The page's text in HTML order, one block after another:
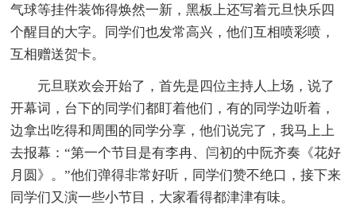
气球等挂件装饰得焕然一新，黑板上还写着元旦快乐四
个醒目的大字。同学们也发常高兴，他们互相喷彩喷，
互相赠送贺卡。
元旦联欢会开始了，首先是四位主持人上场，说了
开幕词，台下的同学们都盯着他们，有的同学边听着，
边拿出吃得和周围的同学分享，他们说完了，我马上上
去报幕：“第一个节目是有李冉、闫初的中阮齐奏《花好
月圆》。”他们弹得非常好听，同学们赞不绝口，接下来
同学们又演一些小节目，大家看得都津津有味。